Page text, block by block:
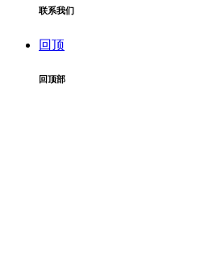
联系我们
回顶
回顶部